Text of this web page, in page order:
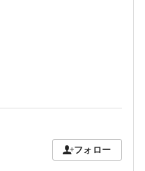
フォロー